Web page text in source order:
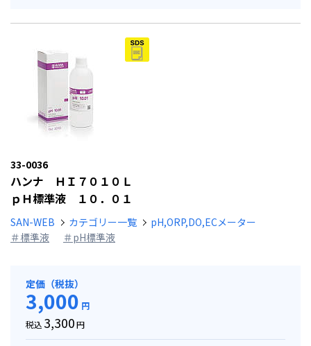
33-0036
ハンナ ＨＩ７０１０Ｌ
ｐＨ標準液 １０．０１
SAN-WEB カテゴリー一覧
pH,ORP,DO,ECメーター
＃標準液
＃pH標準液
定価（税抜）
3,000 円
税込 3,300円